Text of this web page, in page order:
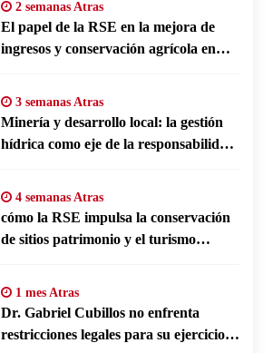
2 semanas Atras
El papel de la RSE en la mejora de
ingresos y conservación agrícola en
3 semanas Atras
Minería y desarrollo local: la gestión
hídrica como eje de la responsabilidad
4 semanas Atras
cómo la RSE impulsa la conservación
de sitios patrimonio y el turismo
1 mes Atras
Dr. Gabriel Cubillos no enfrenta
restricciones legales para su ejercicio,